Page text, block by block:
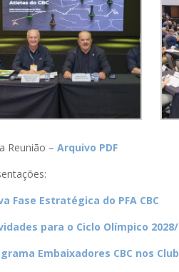
Reunião – Arquivo PDF
Fase Estratégica do PFA CBC
para o Ciclo Olímpico
Embaixadores CBC nos